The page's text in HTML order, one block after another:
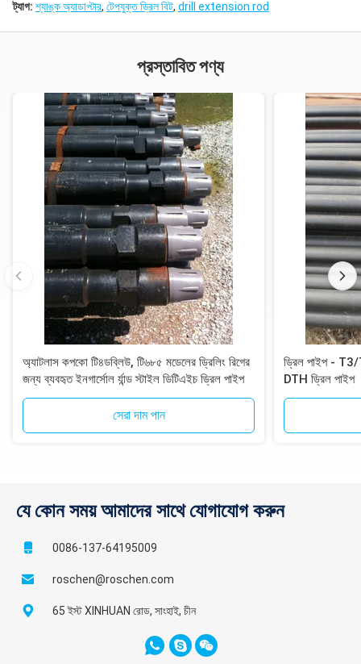
ট্যাগ: শ্যাঙ্ক অ্যাডাপ্টার, টেপযুক্ত ড্রিল বিট, drill extension rod
প্রস্তাবিত পণ্য
অ্যাটলাস কপকো টি৪ডব্লিউ, টি৬৮৫ মডেলের ড্রিলিং রিগের
জন্য ব্যবহৃত ইনগার্সোল র্যান্ড স্টাইল ডিটিএইচ ড্রিল পাইপ
সেরা দাম পান
ড্রিল পাইপ -
DTH ড্রিল পাইপ
যে কোন সময় আমাদের সাথে যোগাযোগ করুন
0086-137-64195009
roschen@roschen.com
65 ইস্ট XINHUAN রোড, সাংহাই, চীন